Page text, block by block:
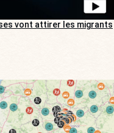
vont attirer les migrants